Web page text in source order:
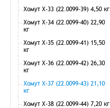
Хомут Х-33 (22.0099-39) 4,50 кг
Хомут Х-34 (22.0099-40) 22,90
кг
Хомут Х-35 (22.0099-41) 15,50
кг
Хомут Х-36 (22.0099-42) 26,30
кг
Хомут Х-37 (22.0099-43) 21,10
кг
Хомут Х-38 (22.0099-44) 7,20 кг